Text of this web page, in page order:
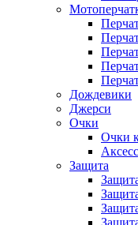
Дождевики
Джерси
Очки
Очки
Защита